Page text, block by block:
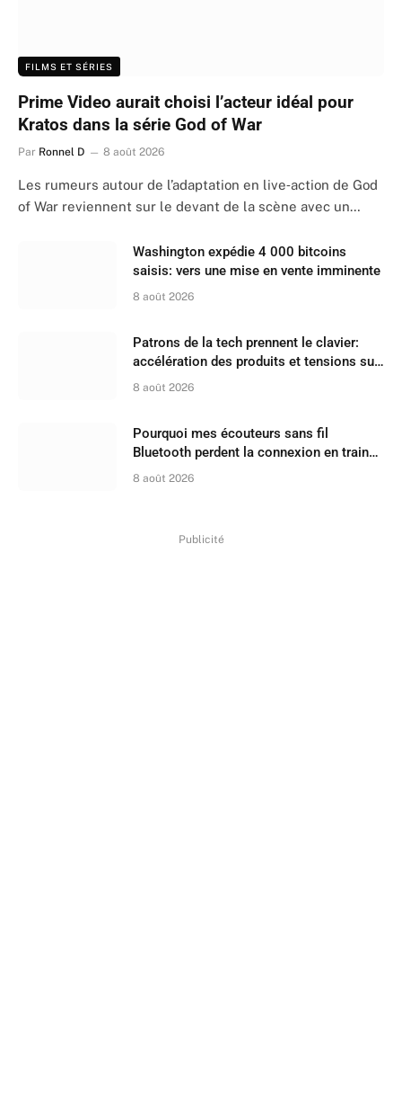
FILMS ET SÉRIES
Prime Video aurait choisi l’acteur idéal pour
Kratos dans la série God of War
Par Ronnel D 8 août 2026
Les rumeurs autour de l’adaptation en live‑action de God
of War reviennent sur le devant de la scène avec un…
Washington expédie 4 000 bitcoins
saisis: vers une mise en vente imminente
8 août 2026
Patrons de la tech prennent le clavier:
accélération des produits et tensions sur
les recrutements
8 août 2026
Pourquoi mes écouteurs sans fil
Bluetooth perdent la connexion en train
ou à la plage ?
8 août 2026
Publicité